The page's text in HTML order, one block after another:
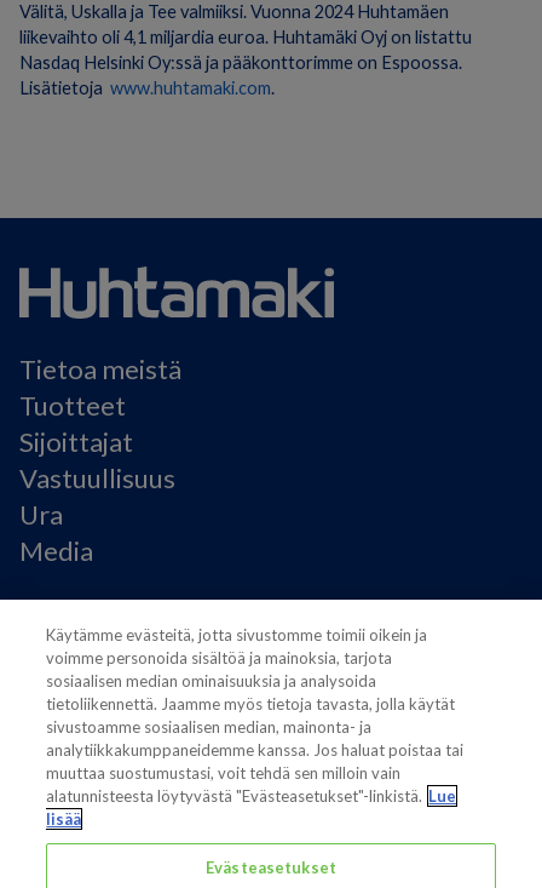
Välitä, Uskalla ja Tee valmiiksi. Vuonna 2024 Huhtamäen
liikevaihto oli 4,1 miljardia euroa. Huhtamäki Oyj on listattu
Nasdaq Helsinki Oy:ssä ja pääkonttorimme on Espoossa.
Lisätietoja www.huhtamaki.com.
Tietoa meistä
Tuotteet
Sijoittajat
Vastuullisuus
Ura
Media
Käyttöehdot
Modern Slavery Statement
Tietosuojaseloste
Käyttöehdot
Evästeasetukset
Käytämme evästeitä, jotta sivustomme toimii oikein ja
voimme personoida sisältöä ja mainoksia, tarjota
sosiaalisen median ominaisuuksia ja analysoida
tietoliikennettä. Jaamme myös tietoja tavasta, jolla käytät
sivustoamme sosiaalisen median, mainonta- ja
analytiikkakumppaneidemme kanssa. Jos haluat poistaa tai
muuttaa suostumustasi, voit tehdä sen milloin vain
alatunnisteesta löytyvästä "Evästeasetukset"-linkistä. Lue
lisää
Evästeasetukset